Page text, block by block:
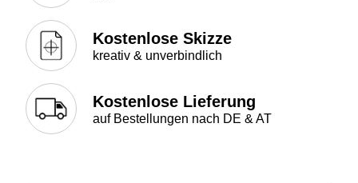
Kostenlose Skizze
kreativ & unverbindlich
Kostenlose Lieferung
auf Bestellungen nach DE & AT